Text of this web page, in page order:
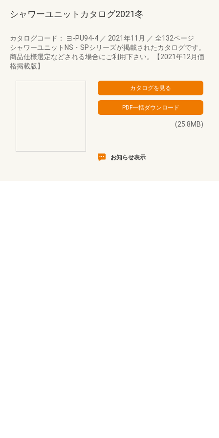
シャワーユニットカタログ2021冬
カタログコード： ヨ-PU94-4 ／ 2021年11月 ／ 全132ページ
シャワーユニットNS・SPシリーズが掲載されたカタログです。
商品仕様選定などされる場合にご利用下さい。【2021年12月価
格掲載版】
(25.8MB)
お知らせ表示